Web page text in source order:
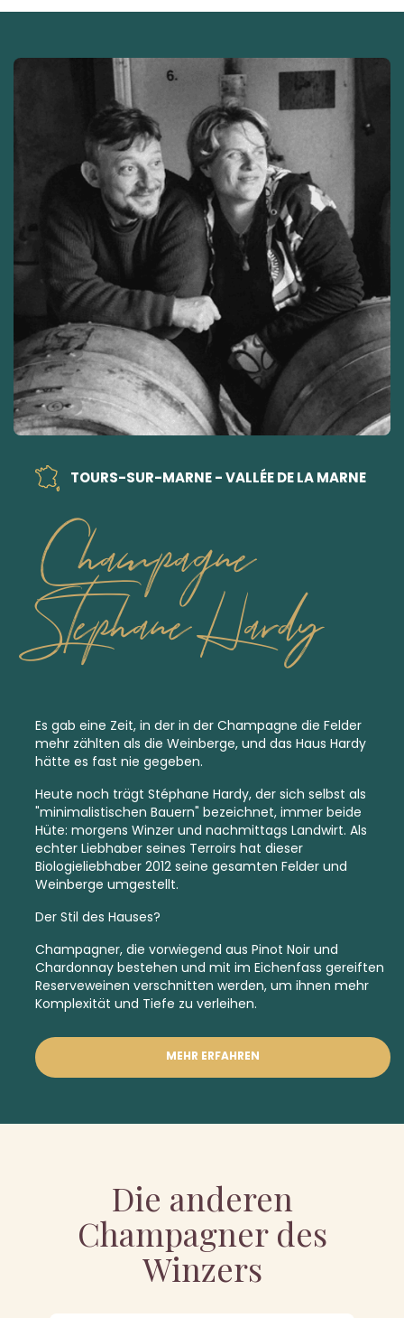
TOURS-SUR-MARNE - VALLÉE DE LA MARNE
Champagne
Stephane Hardy
Es gab eine Zeit, in der in der Champagne die Felder
mehr zählten als die Weinberge, und das Haus Hardy
hätte es fast nie gegeben.
Heute noch trägt Stéphane Hardy, der sich selbst als
"minimalistischen Bauern" bezeichnet, immer beide
Hüte: morgens Winzer und nachmittags Landwirt. Als
echter Liebhaber seines Terroirs hat dieser
Biologieliebhaber 2012 seine gesamten Felder und
Weinberge umgestellt.
Der Stil des Hauses?
Champagner, die vorwiegend aus Pinot Noir und
Chardonnay bestehen und mit im Eichenfass gereiften
Reserveweinen verschnitten werden, um ihnen mehr
Komplexität und Tiefe zu verleihen.
MEHR ERFAHREN
Die anderen
Champagner des
Winzers